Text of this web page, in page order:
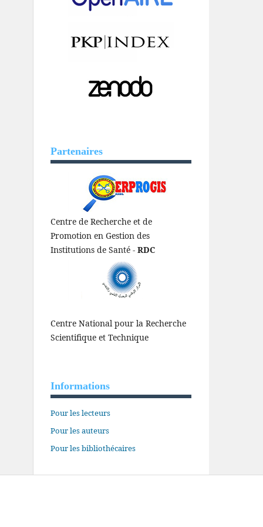
Partenaires
Centre de Recherche et de
Promotion en Gestion des
Institutions de Santé - RDC
Centre National pour la Recherche
Scientifique et Technique
Informations
Pour les lecteurs
Pour les auteurs
Pour les bibliothécaires